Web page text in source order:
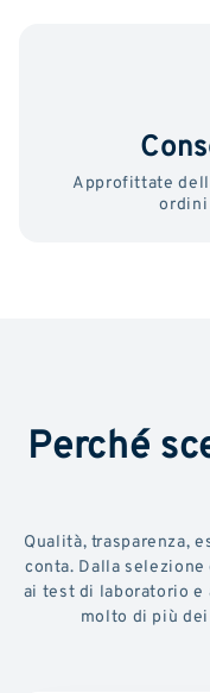
Approfittate
Perché
Qualità, trasparenza,
conta. Dalla
ai test di laboratorio e
molto di più